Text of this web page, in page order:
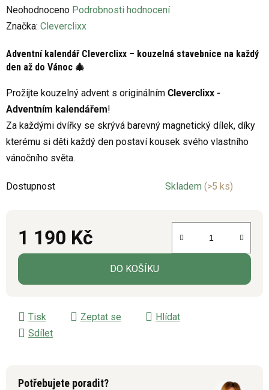
Průměrné
hodnocení
je
0,0
z
5
hvězdiček.
Neohodnoceno Podrobnosti hodnocení
Značka: Cleverclixx
Adventní kalendář Cleverclixx – kouzelná stavebnice na každý
den až do Vánoc 🎄
Prožijte kouzelný advent s originálním Cleverclixx -
Adventním kalendářem!
Za každými dvířky se skrývá barevný magnetický dílek, díky
kterému si děti každý den postaví kousek svého vlastního
vánočního světa.
Dostupnost Skladem (>5 ks)
1 190 Kč
Měrná cena:
DO KOŠÍKU
Tisk Zeptat se
Hlídat
Sdílet
Potřebujete poradit?